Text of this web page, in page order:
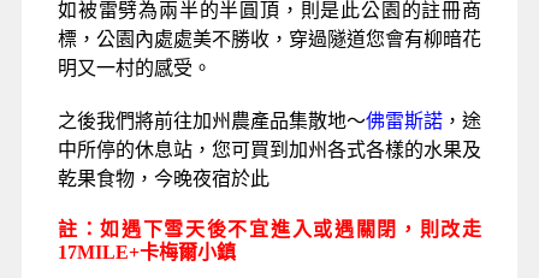
舊金山－優瑟美地國家公園－佛
雷斯諾（今日午餐敬請自理）
早餐：飯店內
午餐：敬請自理
晚餐：Applebee''s西式套餐
住宿 ：Holiday Inn 或Wyndham 或同等級